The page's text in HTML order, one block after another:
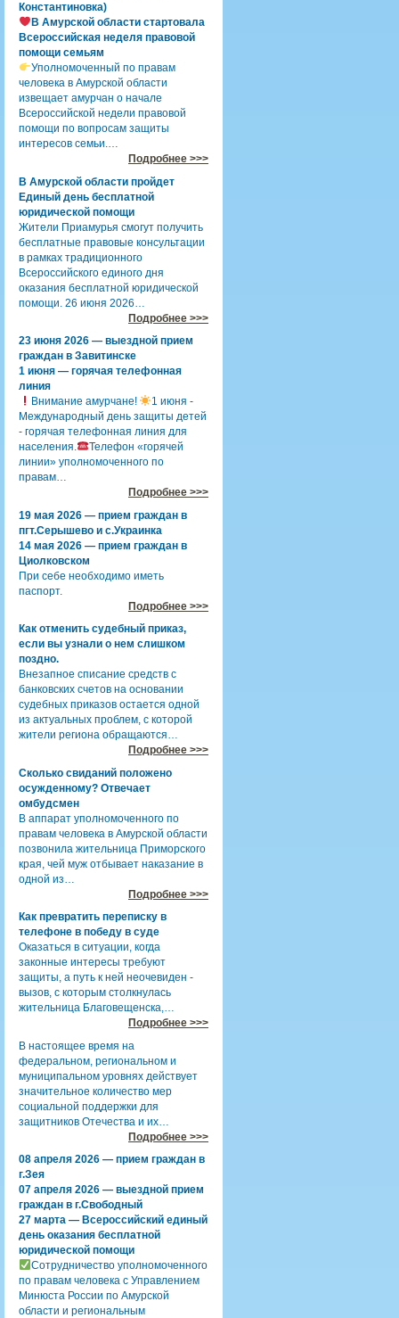
Константиновка)
В Амурской области стартовала
Всероссийская неделя правовой
помощи семьям
Уполномоченный по правам
человека в Амурской области
извещает амурчан о начале
Всероссийской недели правовой
помощи по вопросам защиты
интересов семьи.…
Подробнее >>>
В Амурской области пройдет
Единый день бесплатной
юридической помощи
Жители Приамурья смогут получить
бесплатные правовые консультации
в рамках традиционного
Всероссийского единого дня
оказания бесплатной юридической
помощи. 26 июня 2026…
Подробнее >>>
23 июня 2026 — выездной прием
граждан в Завитинске
1 июня — горячая телефонная
линия
Внимание амурчане!
1 июня -
Международный день защиты детей
- горячая телефонная линия для
населения.
Телефон «горячей
линии» уполномоченного по
правам…
Подробнее >>>
19 мая 2026 — прием граждан в
пгт.Серышево и с.Украинка
14 мая 2026 — прием граждан в
Циолковском
При себе необходимо иметь
паспорт.
Подробнее >>>
Как отменить судебный приказ,
если вы узнали о нем слишком
поздно.
Внезапное списание средств с
банковских счетов на основании
судебных приказов остается одной
из актуальных проблем, с которой
жители региона обращаются…
Подробнее >>>
Сколько свиданий положено
осужденному? Отвечает
омбудсмен
В аппарат уполномоченного по
правам человека в Амурской области
позвонила жительница Приморского
края, чей муж отбывает наказание в
одной из…
Подробнее >>>
Как превратить переписку в
телефоне в победу в суде
Оказаться в ситуации, когда
законные интересы требуют
защиты, а путь к ней неочевиден -
вызов, с которым столкнулась
жительница Благовещенска,…
Подробнее >>>
В настоящее время на
федеральном, региональном и
муниципальном уровнях действует
значительное количество мер
социальной поддержки для
защитников Отечества и их…
Подробнее >>>
08 апреля 2026 — прием граждан в
г.Зея
07 апреля 2026 — выездной прием
граждан в г.Свободный
27 марта — Всероссийский единый
день оказания бесплатной
юридической помощи
Сотрудничество уполномоченного
по правам человека с Управлением
Минюста России по Амурской
области и региональным